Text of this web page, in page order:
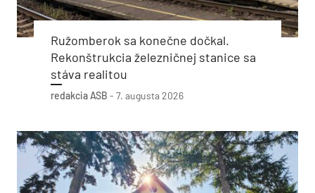
Ružomberok sa konečne dočkal.
Rekonštrukcia železničnej stanice sa
stáva realitou
redakcia ASB - 7. augusta 2026